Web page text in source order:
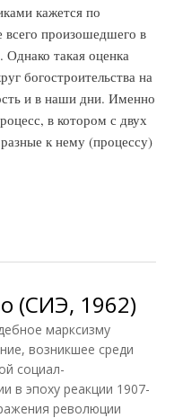
кажется по
произошедшего в
такая оценка
богостроительства на
и в наши дни. Именно
в котором с двух
к нему (процессу)
(СИЭ, 1962)
марксизму
возникшее среди
социал-
в эпоху реакции 1907-
революции